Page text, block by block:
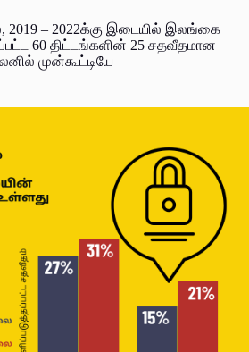
2019 – 2022க்கு இடையில் இலங்கை
60 திட்டங்களின் 25 சதவீதமான
முன்கூட்டியே